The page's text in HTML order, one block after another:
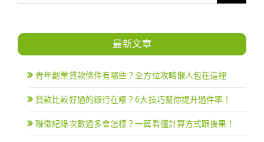
最新文章
青年創業貸款條件有哪些？全方位攻略懶人包在這裡
貸款比較好過的銀行在哪？6大技巧幫你提升過件率！
聯徵紀錄次數過多會怎樣？一篇看懂計算方式跟後果！